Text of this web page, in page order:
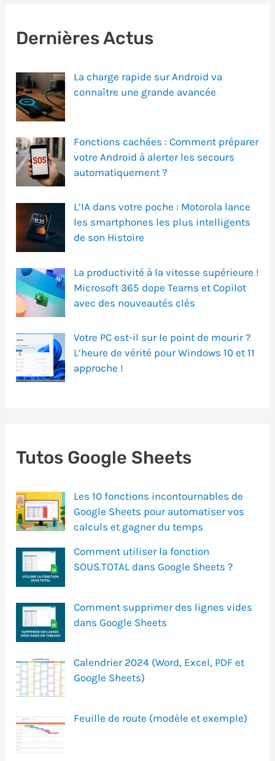
Dernières Actus
La charge rapide sur Android va
connaître une grande avancée
Fonctions cachées : Comment préparer
votre Android à alerter les secours
automatiquement ?
L’IA dans votre poche : Motorola lance
les smartphones les plus intelligents
de son Histoire
La productivité à la vitesse supérieure !
Microsoft 365 dope Teams et Copilot
avec des nouveautés clés
Votre PC est-il sur le point de mourir ?
L’heure de vérité pour Windows 10 et 11
approche !
Tutos Google Sheets
Les 10 fonctions incontournables de
Google Sheets pour automatiser vos
calculs et gagner du temps
Comment utiliser la fonction
SOUS.TOTAL dans Google Sheets ?
Comment supprimer des lignes vides
dans Google Sheets
Calendrier 2024 (Word, Excel, PDF et
Google Sheets)
Feuille de route (modèle et exemple)